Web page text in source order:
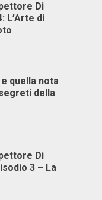
Di
L’Arte di
quella nota
della
Di
3 – La